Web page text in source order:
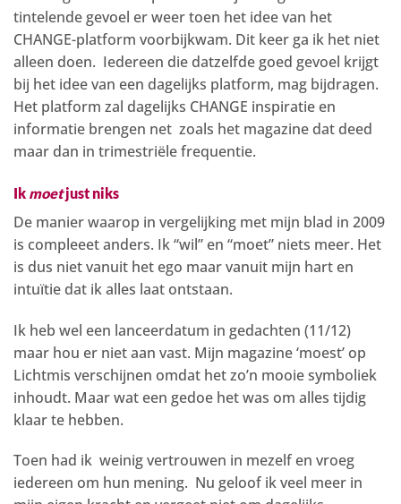
tintelende gevoel er weer toen het idee van het
CHANGE-platform voorbijkwam. Dit keer ga ik het niet
alleen doen. Iedereen die datzelfde goed gevoel krijgt
bij het idee van een dagelijks platform, mag bijdragen.
Het platform zal dagelijks CHANGE inspiratie en
informatie brengen net zoals het magazine dat deed
maar dan in trimestriële frequentie.
Ik moetjust niks
De manier waarop in vergelijking met mijn blad in 2009
is compleeet anders. Ik “wil” en “moet” niets meer. Het
is dus niet vanuit het ego maar vanuit mijn hart en
intuïtie dat ik alles laat ontstaan.
Ik heb wel een lanceerdatum in gedachten (11/12)
maar hou er niet aan vast. Mijn magazine ‘moest’ op
Lichtmis verschijnen omdat het zo’n mooie symboliek
inhoudt. Maar wat een gedoe het was om alles tijdig
klaar te hebben.
Toen had ik weinig vertrouwen in mezelf en vroeg
iedereen om hun mening. Nu geloof ik veel meer in